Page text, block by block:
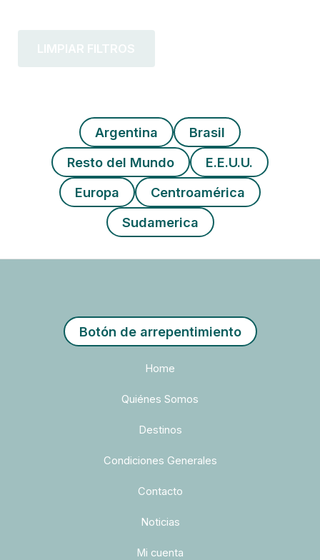
LIMPIAR FILTROS
Argentina
Brasil
Resto del Mundo
E.E.U.U.
Europa
Centroamérica
Sudamerica
Botón de arrepentimiento
Home
Quiénes Somos
Destinos
Condiciones Generales
Contacto
Noticias
Mi cuenta